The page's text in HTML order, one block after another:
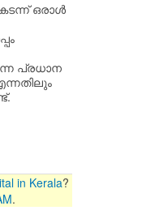
ഒരാള്‍
പ്രധാന
in Kerala?
.